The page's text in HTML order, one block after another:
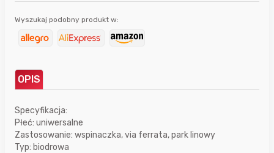
Wyszukaj podobny produkt w:
OPIS
Specyfikacja:
Płeć: uniwersalne
Zastosowanie: wspinaczka, via ferrata, park linowy
Typ: biodrowa